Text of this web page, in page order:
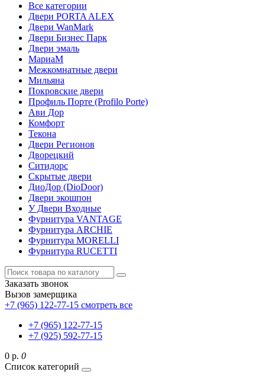
Все категории
Двери PORTA ALEX
Двери WanMark
Двери Бизнес Парк
Двери эмаль
МариаМ
Межкомнатные двери
Мильяна
Покровские двери
Профиль Порте (Profilo Porte)
Ави Дор
Комфорт
Текона
Двери Регионов
Дворецкий
Ситидорс
Скрытые двери
ДиоДор (DioDoor)
Двери экошпон
У Двери Входные
Фурнитура VANTAGE
Фурнитура ARCHIE
Фурнитура MORELLI
Фурнитура RUCETTI
Заказать звонок
Вызов замерщика
+7 (965) 122-77-15 смотреть все
+7 (965) 122-77-15
+7 (925) 592-77-15
0 р. 0
Список категорий